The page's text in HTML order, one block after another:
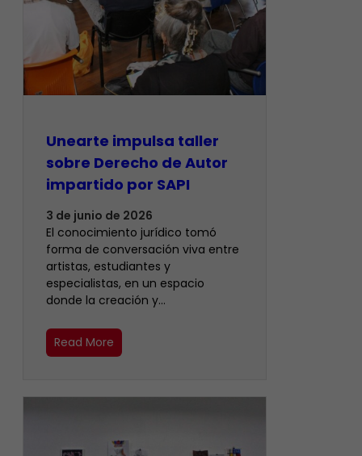
Unearte impulsa taller
sobre Derecho de Autor
impartido por SAPI
3 de junio de 2026
El conocimiento jurídico tomó
forma de conversación viva entre
artistas, estudiantes y
especialistas, en un espacio
donde la creación y…
Read More